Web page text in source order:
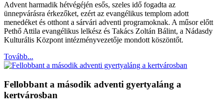
Advent harmadik hétvégéjén esős, szeles idő fogadta az
ünnepvárásra érkezőket, ezért az evangélikus templom adott
menedéket és otthont a sárvári adventi programoknak. A műsor előtt
Pethő Attila evangélikus lelkész és Takács Zoltán Bálint, a Nádasdy
Kulturális Központ intézményvezetője mondott köszöntőt.
Tovább...
Fellobbant a második adventi gyertyaláng a
kertvárosban